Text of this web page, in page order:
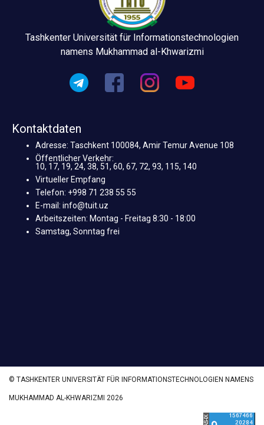
Tashkenter Universität für Informationstechnologien
namens Mukhammad al-Khwarizmi
Kontaktdaten
Adresse: Taschkent 100084, Amir Temur Avenue 108
Öffentlicher Verkehr:
10, 17, 19, 24, 38, 51, 60, 67, 72, 93, 115, 140
Virtueller Empfang
Telefon: +998 71 238 55 55
E-mail: info@tuit.uz
Arbeitszeiten: Montag - Freitag 8:30 - 18:00
Samstag, Sonntag frei
© TASHKENTER UNIVERSITÄT FÜR INFORMATIONSTECHNOLOGIEN NAMENS
MUKHAMMAD AL-KHWARIZMI 2026